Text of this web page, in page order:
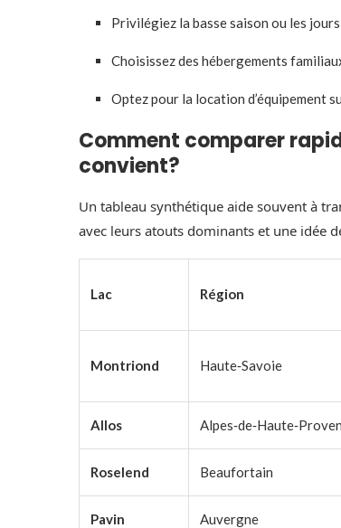
Privilégiez la basse saison ou les
Choisissez des hébergements
Optez pour la location d’équipement
Comment comparer
convient?
Un tableau synthétique aide souvent à
avec leurs atouts dominants et une idée
Lac Région
Montriond Haute‑Savoie
Allos
Roselend Beaufortain
Pavin Auvergne